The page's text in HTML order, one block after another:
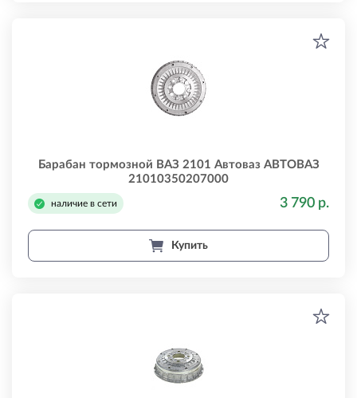
Барабан тормозной ВАЗ 2101 Автоваз АВТОВАЗ
21010350207000
наличие в сети 3 790 р.
Купить